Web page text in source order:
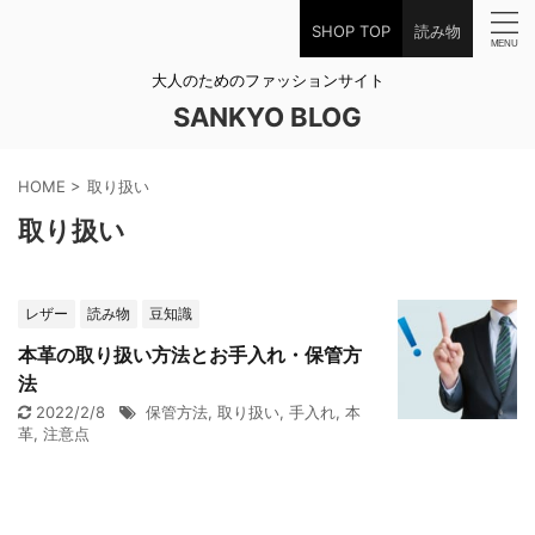
SHOP TOP 読み物
大人のためのファッションサイト
SANKYO BLOG
HOME > 取り扱い
取り扱い
レザー 読み物 豆知識
本革の取り扱い方法とお手入れ・保管方
法
2022/2/8 保管方法, 取り扱い, 手入れ, 本
革, 注意点